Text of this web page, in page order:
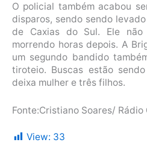
O policial também acabou
disparos, sendo sendo
de Caxias do Sul. Ele não
morrendo horas depois. A
um segundo bandido
tiroteio. Buscas estão
deixa mulher e três filhos.
Fonte:Cristiano Soares/ Rádio
View: 33